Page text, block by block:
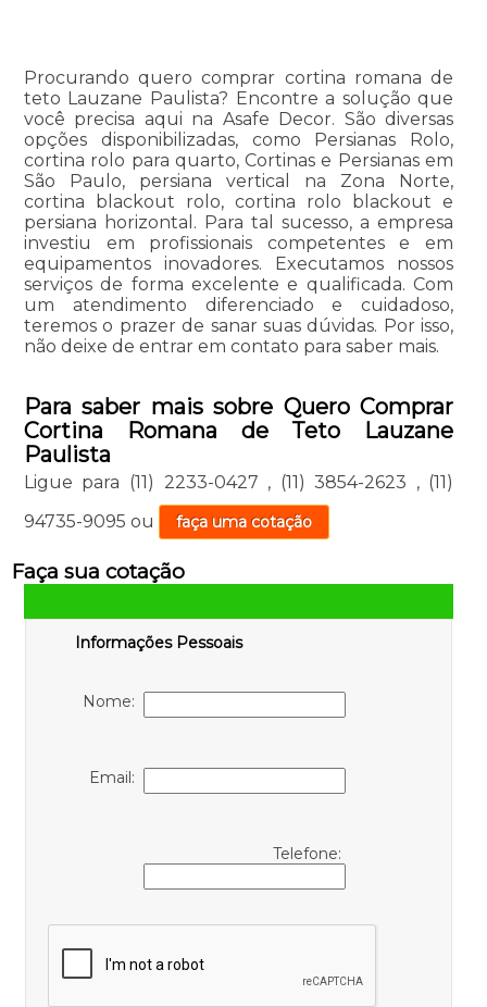
Procurando quero comprar cortina romana de
teto Lauzane Paulista? Encontre a solução que
você precisa aqui na Asafe Decor. São diversas
opções disponibilizadas, como Persianas Rolo,
cortina rolo para quarto, Cortinas e Persianas em
São Paulo, persiana vertical na Zona Norte,
cortina blackout rolo, cortina rolo blackout e
persiana horizontal. Para tal sucesso, a empresa
investiu em profissionais competentes e em
equipamentos inovadores. Executamos nossos
serviços de forma excelente e qualificada. Com
um atendimento diferenciado e cuidadoso,
teremos o prazer de sanar suas dúvidas. Por isso,
não deixe de entrar em contato para saber mais.
Para saber mais sobre Quero Comprar
Cortina Romana de Teto Lauzane
Paulista
Ligue para (11) 2233-0427 , (11) 3854-2623 , (11)
94735-9095 ou faça uma cotação
Faça sua cotação
Informações Pessoais
Nome:
Email:
Telefone: